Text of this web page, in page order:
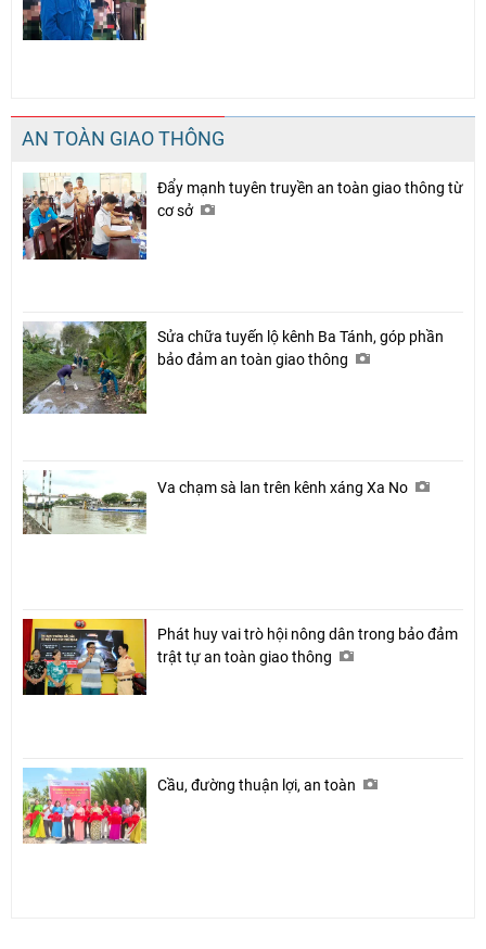
AN TOÀN GIAO THÔNG
Đẩy mạnh tuyên truyền an toàn giao thông từ
cơ sở
Sửa chữa tuyến lộ kênh Ba Tánh, góp phần
bảo đảm an toàn giao thông
Va chạm sà lan trên kênh xáng Xa No
Phát huy vai trò hội nông dân trong bảo đảm
trật tự an toàn giao thông
Cầu, đường thuận lợi, an toàn